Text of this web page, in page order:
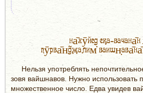
на̄хӯйед ека-
пӯрва̄н̃джалим̇
Нельзя употреблять
зовя вайшнавов. Нужно использовать
множественное число. Едва увидев